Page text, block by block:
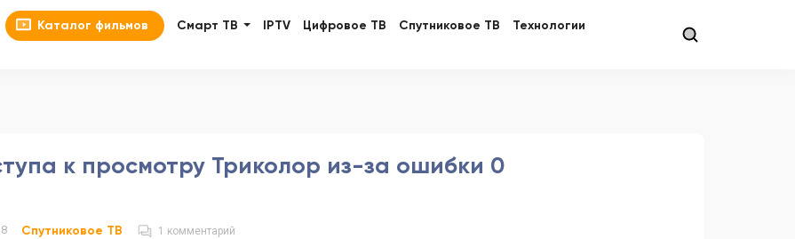
Каталог фильмов Смарт ТВ IPTV Цифровое ТВ Спутниковое ТВ
Технологии
к просмотру Триколор из-за ошибки 0
Спутниковое ТВ 1 комментарий